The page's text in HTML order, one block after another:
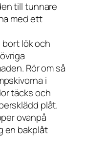
till tunnare
med ett
bort lök och
Rör om så
i
täcks och
plåt.
ovanpå
en bakplåt